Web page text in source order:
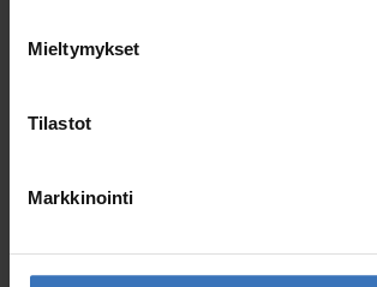
Mieltymykset
Tilastot
Markkinointi
Koodi
Sähkönumero (SWE)
Samankaltaiset